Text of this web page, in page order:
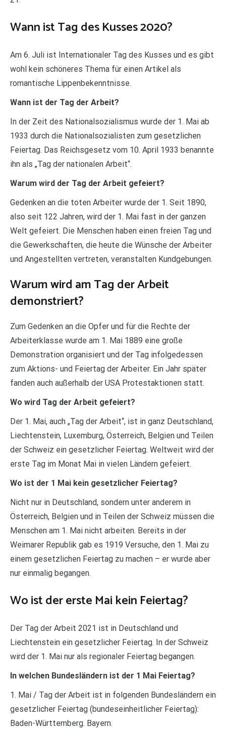
Wann ist Tag des Kusses 2020?
Am 6. Juli ist Internationaler Tag des Kusses und es gibt
wohl kein schöneres Thema für einen Artikel als
romantische Lippenbekenntnisse.
Wann ist der Tag der Arbeit?
In der Zeit des Nationalsozialismus wurde der 1. Mai ab
1933 durch die Nationalsozialisten zum gesetzlichen
Feiertag. Das Reichsgesetz vom 10. April 1933 benannte
ihn als „Tag der nationalen Arbeit“.
Warum wird der Tag der Arbeit gefeiert?
Gedenken an die toten Arbeiter wurde der 1. Seit 1890,
also seit 122 Jahren, wird der 1. Mai fast in der ganzen
Welt gefeiert. Die Menschen haben einen freien Tag und
die Gewerkschaften, die heute die Wünsche der Arbeiter
und Angestellten vertreten, veranstalten Kundgebungen.
Warum wird am Tag der Arbeit
demonstriert?
Zum Gedenken an die Opfer und für die Rechte der
Arbeiterklasse wurde am 1. Mai 1889 eine große
Demonstration organisiert und der Tag infolgedessen
zum Aktions- und Feiertag der Arbeiter. Ein Jahr später
fanden auch außerhalb der USA Protestaktionen statt.
Wo wird Tag der Arbeit gefeiert?
Der 1. Mai, auch „Tag der Arbeit“, ist in ganz Deutschland,
Liechtenstein, Luxemburg, Österreich, Belgien und Teilen
der Schweiz ein gesetzlicher Feiertag. Weltweit wird der
erste Tag im Monat Mai in vielen Ländern gefeiert.
Wo ist der 1 Mai kein gesetzlicher Feiertag?
Nicht nur in Deutschland, sondern unter anderem in
Österreich, Belgien und in Teilen der Schweiz müssen die
Menschen am 1. Mai nicht arbeiten. Bereits in der
Weimarer Republik gab es 1919 Versuche, den 1. Mai zu
einem gesetzlichen Feiertag zu machen – er wurde aber
nur einmalig begangen.
Wo ist der erste Mai kein Feiertag?
Der Tag der Arbeit 2021 ist in Deutschland und
Liechtenstein ein gesetzlicher Feiertag. In der Schweiz
wird der 1. Mai nur als regionaler Feiertag begangen.
In welchen Bundesländern ist der 1 Mai Feiertag?
1. Mai / Tag der Arbeit ist in folgenden Bundesländern ein
gesetzlicher Feiertag (bundeseinheitlicher Feiertag):
Baden-Württemberg. Bayern.